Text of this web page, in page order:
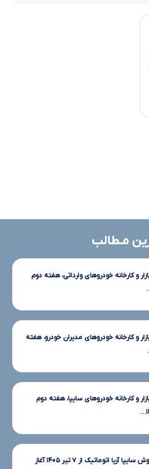
مـطالب
و کارخانه خودروهای وارداتی، هفته دوم
و کارخانه خودروهای مدیران خودرو، هفته
و کارخانه خودروهای سایپا، هفته دوم
پیش‌فروش سایپا آریا اتوماتیک از ۷ تیر ۱۴۰۵ آغاز